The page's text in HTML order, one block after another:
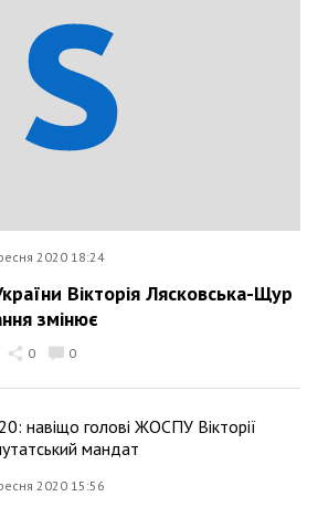
2020 18:24
Вікторія Лясковська-Щур
змінює
0 0
2020 15:56